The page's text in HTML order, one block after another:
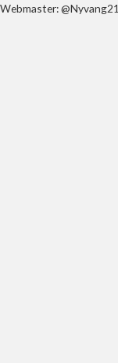
Webmaster: @Nyvang21